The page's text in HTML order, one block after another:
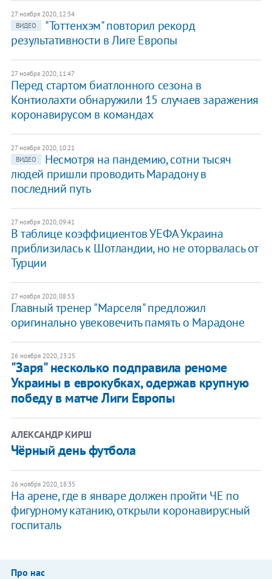
27 ноября 2020, 12:34
ВИДЕО
"Тоттенхэм" повторил рекорд
результативности в Лиге Европы
27 ноября 2020, 11:47
Перед стартом биатлонного сезона в
Контиолахти обнаружили 15 случаев заражения
коронавирусом в командах
27 ноября 2020, 10:21
ВИДЕО
Несмотря на пандемию, сотни тысяч
людей пришли проводить Марадону в
последний путь
27 ноября 2020, 09:41
В таблице коэффициентов УЕФА Украина
приблизилась к Шотландии, но не оторвалась от
Турции
27 ноября 2020, 08:53
Главный тренер "Марселя" предложил
оригинально увековечить память о Марадоне
26 ноября 2020, 23:25
"Заря" несколько подправила реноме
Украины в еврокубках, одержав крупную
победу в матче Лиги Европы
АЛЕКСАНДР КИРШ
Чёрный день футбола
26 ноября 2020, 18:35
На арене, где в январе должен пройти ЧЕ по
фигурному катанию, открыли коронавирусный
госпиталь
Про нас